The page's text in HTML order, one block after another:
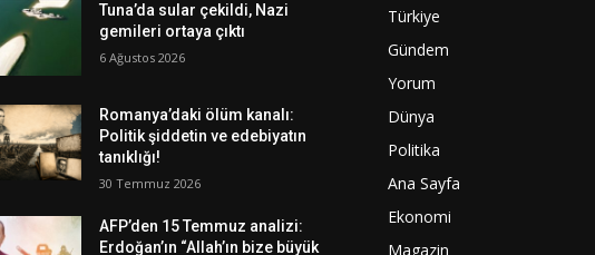
Tuna’da sular çekildi, Nazi
gemileri ortaya çıktı
6 Ağustos 2026
Romanya’daki ölüm kanalı:
Politik şiddetin ve edebiyatın
tanıklığı!
30 Temmuz 2026
AFP’den 15 Temmuz analizi:
Erdoğan’ın “Allah’ın bize büyük
Türkiye
Gündem
Yorum
Dünya
Politika
Ana Sayfa
Ekonomi
Magazin